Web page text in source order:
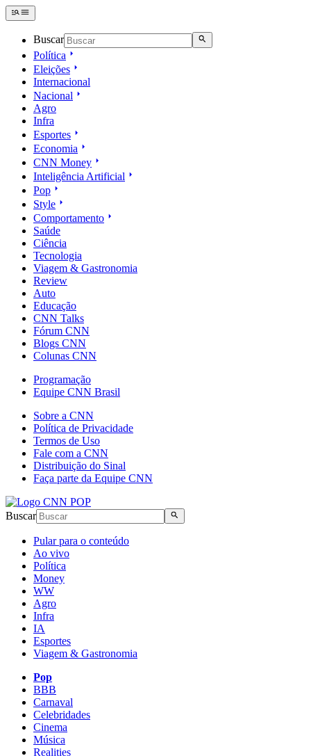
Buscar
Política
Eleições
Internacional
Nacional
Agro
Infra
Esportes
Economia
CNN Money
Inteligência Artificial
Pop
Style
Comportamento
Saúde
Ciência
Tecnologia
Viagem & Gastronomia
Review
Auto
Educação
CNN Talks
Fórum CNN
Blogs CNN
Colunas CNN
Programação
Equipe CNN Brasil
Sobre a CNN
Política de Privacidade
Termos de Uso
Fale com a CNN
Distribuição do Sinal
Faça parte da Equipe CNN
Buscar
Pular para o conteúdo
Ao vivo
Política
Money
WW
Agro
Infra
IA
Esportes
Viagem & Gastronomia
Pop
BBB
Carnaval
Celebridades
Cinema
Música
Realities